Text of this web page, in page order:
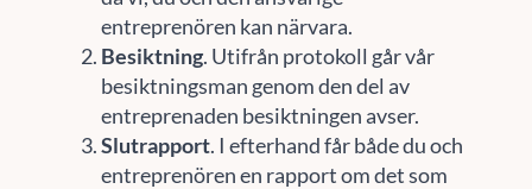
entreprenören kan närvara.
Besiktning. Utifrån protokoll går vår
besiktningsman genom den del av
entreprenaden besiktningen avser.
Slutrapport. I efterhand får både du och
entreprenören en rapport om det som